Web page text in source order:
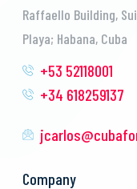
Raffaello Building,
Playa; Habana, Cuba
+53 52118001
+34 618259137
Company